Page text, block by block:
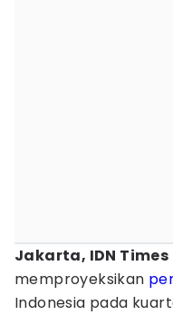
Jakarta, IDN Times
memproyeksikan
Indonesia pada